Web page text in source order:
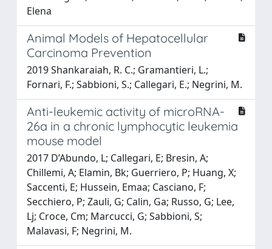
Elena
Animal Models of Hepatocellular
Carcinoma Prevention
2019 Shankaraiah, R. C.; Gramantieri, L.;
Fornari, F.; Sabbioni, S.; Callegari, E.; Negrini, M.
Anti-leukemic activity of microRNA-
26a in a chronic lymphocytic leukemia
mouse model
2017 D’Abundo, L; Callegari, E; Bresin, A;
Chillemi, A; Elamin, Bk; Guerriero, P; Huang, X;
Saccenti, E; Hussein, Emaa; Casciano, F;
Secchiero, P; Zauli, G; Calin, Ga; Russo, G; Lee,
Lj; Croce, Cm; Marcucci, G; Sabbioni, S;
Malavasi, F; Negrini, M.